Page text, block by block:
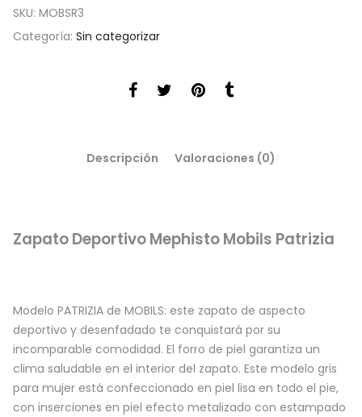
SKU: MOBSR3
Categoría: Sin categorizar
Descripción Valoraciones (0)
Zapato Deportivo Mephisto Mobils Patrizia
Modelo PATRIZIA de MOBILS: este zapato de aspecto
deportivo y desenfadado te conquistará por su
incomparable comodidad. El forro de piel garantiza un
clima saludable en el interior del zapato. Este modelo gris
para mujer está confeccionado en piel lisa en todo el pie,
con inserciones en piel efecto metalizado con estampado